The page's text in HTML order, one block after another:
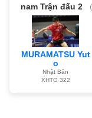
nam Trận đấu 2
MURAMATSU Yut
o
Nhật Bản
XHTG 322